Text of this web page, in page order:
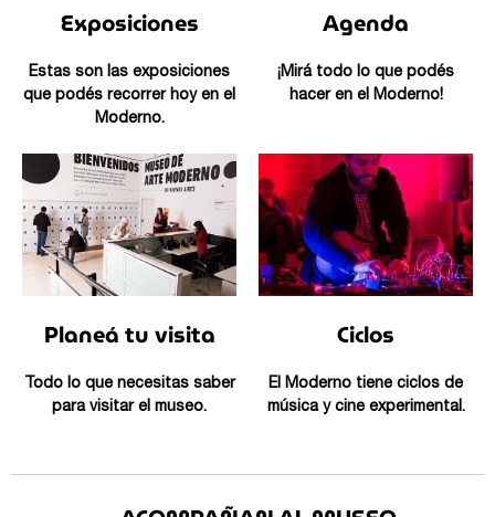
Exposiciones
Estas son las exposiciones
que podés recorrer hoy en el
Moderno.
Agenda
¡Mirá todo lo que podés
hacer en el Moderno!
Planeá tu visita
Todo lo que necesitas saber
para visitar el museo.
Ciclos
El Moderno tiene ciclos de
música y cine experimental.